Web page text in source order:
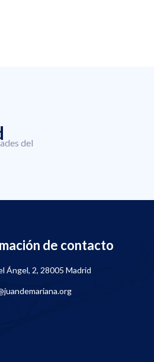
del
de contacto
Ángel, 2, 28005 Madrid